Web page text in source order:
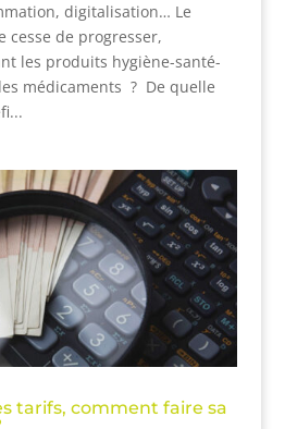
digitalisation… Le
cesse de progresser,
les produits hygiène-santé-
médicaments ? De quelle
tarifs, comment faire sa